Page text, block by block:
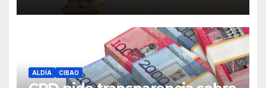
ALDÍA CIBAO